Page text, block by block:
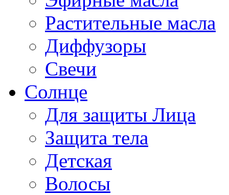
Растительные масла
Диффузоры
Свечи
Солнце
Для защиты Лица
Защита тела
Детская
Волосы